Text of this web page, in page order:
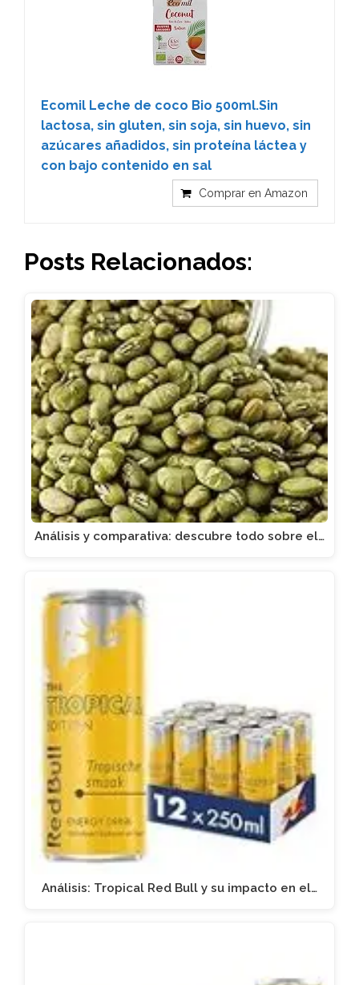
Ecomil Leche de coco Bio 500ml.Sin
lactosa, sin gluten, sin soja, sin huevo, sin
azúcares añadidos, sin proteína láctea y
con bajo contenido en sal
Comprar en Amazon
Posts Relacionados:
Análisis y comparativa: descubre todo sobre el…
Análisis: Tropical Red Bull y su impacto en el…